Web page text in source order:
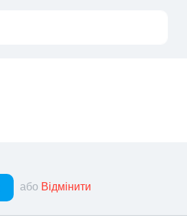
або Відмінити